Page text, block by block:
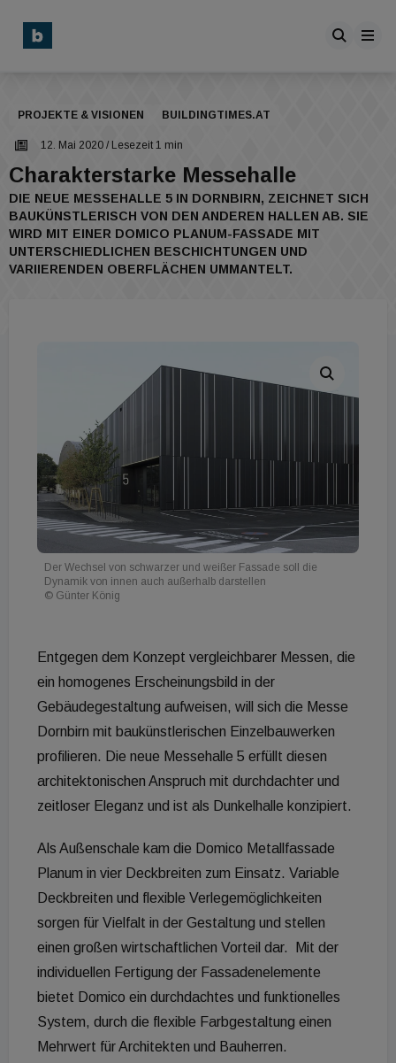
PROJEKTE & VISIONEN BUILDINGTIMES.AT
12. Mai 2020 / Lesezeit 1 min
Charakterstarke Messehalle
DIE NEUE MESSEHALLE 5 IN DORNBIRN, ZEICHNET SICH
BAUKÜNSTLERISCH VON DEN ANDEREN HALLEN AB. SIE
WIRD MIT EINER DOMICO PLANUM-FASSADE MIT
UNTERSCHIEDLICHEN BESCHICHTUNGEN UND
VARIIERENDEN OBERFLÄCHEN UMMANTELT.
Der Wechsel von schwarzer und weißer Fassade soll die
Dynamik von innen auch außerhalb darstellen
© Günter König
Entgegen dem Konzept vergleichbarer Messen, die
ein homogenes Erscheinungsbild in der
Gebäudegestaltung aufweisen, will sich die Messe
Dornbirn mit baukünstlerischen Einzelbauwerken
profilieren. Die neue Messehalle 5 erfüllt diesen
architektonischen Anspruch mit durchdachter und
zeitloser Eleganz und ist als Dunkelhalle konzipiert.
Als Außenschale kam die Domico Metallfassade
Planum in vier Deckbreiten zum Einsatz. Variable
Deckbreiten und flexible Verlegemöglichkeiten
sorgen für Vielfalt in der Gestaltung und stellen
einen großen wirtschaftlichen Vorteil dar. Mit der
individuellen Fertigung der Fassadenelemente
bietet Domico ein durchdachtes und funktionelles
System, durch die flexible Farbgestaltung einen
Mehrwert für Architekten und Bauherren.